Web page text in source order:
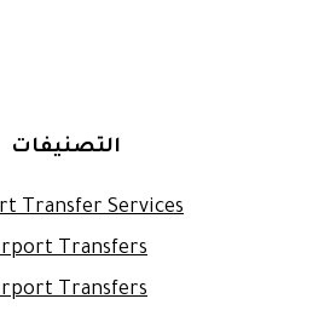
التصنيفات
Transfer Services
Transfers
Transfers